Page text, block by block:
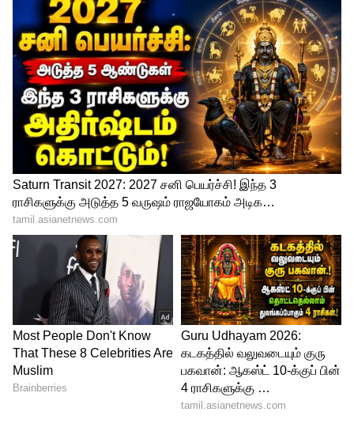
கடகத்தில் பிறந்தவர்களுக்கு நிகழ்ந்துள்ள
சூரிய கிரகணம் குடும்பத்தினருடன்
மகிழ்ச்சியாக இருக்க கூடிய நல்ல நாளாக
இருக்கும். சகோதர, சகோதரிகளுக்குள்
பாசம் அதிகரிக்கும். தொழில் மற்றும்
வியாபாரத்தில் முன்னேற்றம் காணப்படும்.
உத்தியோகத்தில் உள்ளவர்களுக்கு புதிய
முயற்சிகள் பலன் கிடைக்கும்.
சிம்மம்:
சிம்மத்தில் பிறந்தவர்களுக்கு நிகழ்ந்துள்ள
சூரிய கிரகணம், இந்த நாள் துணிச்சலுடன்
செயல்படுவீர்கள். தொழில் மற்றும்
வியாபாரத்தில் சோர்வு ஏற்படும்.
உத்தியோகஸ்தர்களுக்கு எதிர்பாராத
இடத்திலிருந்து உதவிகள் கிடைக்கும். வீடு,